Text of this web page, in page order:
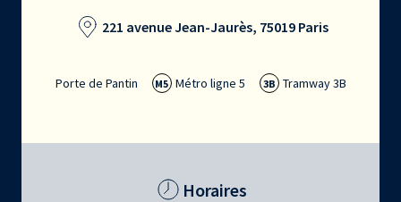
221 avenue Jean-Jaurès, 75019 Paris
Porte de Pantin M5 Métro ligne 5 3B Tramway 3B
Horaires